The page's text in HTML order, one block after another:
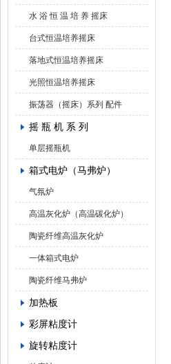
水 浴 恒 温 培 养 摇床
台式恒温培养摇床
落地式恒温培养摇床
光照恒温培养摇床
振荡器（摇床）系列 配件
摇 瓶 机 系 列
单层摇瓶机
箱式电炉（马弗炉）
气氛炉
高温灰化炉（高温碳化炉）
陶瓷纤维高温灰化炉
一体箱式电炉
陶瓷纤维马弗炉
加热板
彩屏粘度计
旋转粘度计